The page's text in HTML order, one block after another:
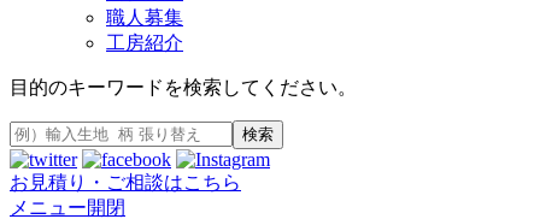
職人募集
工房紹介
目的のキーワードを検索してください。
検索
お見積り・ご相談はこちら
メニュー開閉